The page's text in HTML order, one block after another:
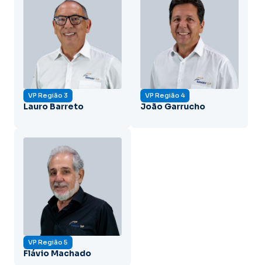
VP Região 3
Lauro Barreto
VP Região 4
João Garrucho
VP Região 5
Flávio Machado